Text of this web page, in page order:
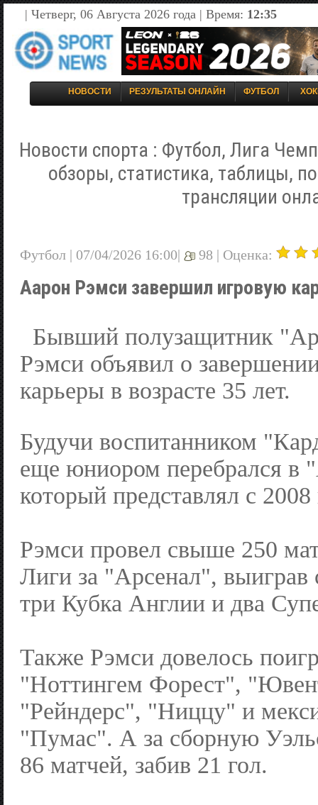
| Четверг, 06 Августа 2026 года | Время: 12:35
НОВОСТИ РЕЗУЛЬТАТЫ ОНЛАЙН ФУТБОЛ
Новости спорта : Футбол, Лига
обзоры, статистика, таблицы,
трансляции
Футбол | 07/04/2026 16:00| 98 | Оценка:
Аарон Рэмси завершил игровую
Бывший полузащитник
Рэмси объявил о
карьеры в возрасте 35 лет.
Будучи воспитанником
еще юниором перебрался в
который представлял с
Рэмси провел свыше 250
Лиги за "Арсенал",
три Кубка Англии и два
Также Рэмси довелось
"Ноттингем Форест",
"Рейндерс", "Ниццу" и
"Пумас". А за сборную
86 матчей, забив 21 гол.